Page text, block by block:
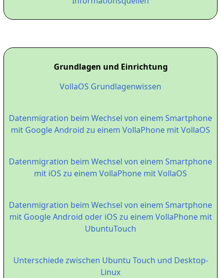
Grundlagen und Einrichtung
VollaOS Grundlagenwissen
Datenmigration beim Wechsel von einem Smartphone
mit Google Android zu einem VollaPhone mit VollaOS
Datenmigration beim Wechsel von einem Smartphone
mit iOS zu einem VollaPhone mit VollaOS
Datenmigration beim Wechsel von einem Smartphone
mit Google Android oder iOS zu einem VollaPhone mit
UbuntuTouch
Unterschiede zwischen Ubuntu Touch und Desktop-
Linux